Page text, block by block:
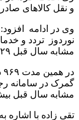
و نقل کالاهای
نوردوز تردد و
مشابه سال قبل ۲۹ درصد افزایش داشته است.
مشابه سال قبل بیش از ۱۵ برابر افزایش